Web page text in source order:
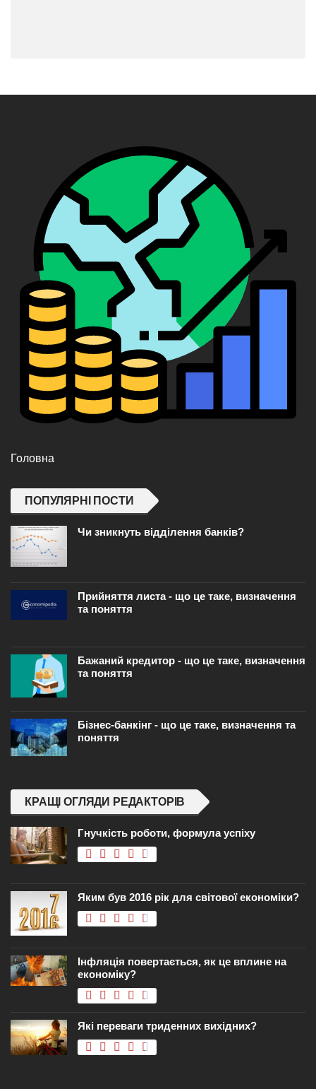
Головна
ПОПУЛЯРНІ ПОСТИ
Чи зникнуть відділення банків?
Прийняття листа - що це таке, визначення
та поняття
Бажаний кредитор - що це таке, визначення
та поняття
Бізнес-банкінг - що це таке, визначення та
поняття
КРАЩІ ОГЛЯДИ РЕДАКТОРІВ
Гнучкість роботи, формула успіху
Яким був 2016 рік для світової економіки?
Інфляція повертається, як це вплине на
економіку?
Які переваги триденних вихідних?